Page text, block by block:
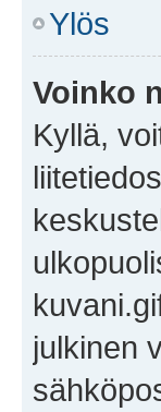
Ylös
Voinko
Kyllä,
julkinen